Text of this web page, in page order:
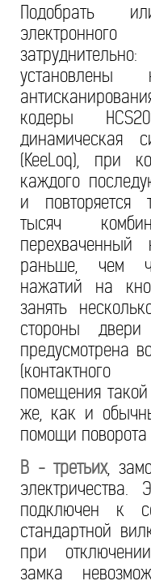
Подобрать
кодеры
динамическая
(KeeLoq), при
каждого
и повторяется
тысяч
раньше, чем
нажатий на
занять
стороны
предусмотрена
(контактного
помещения
же, как и
помощи поворота
В - третьих,
электричества.
подключен к
стандартной
при
замка